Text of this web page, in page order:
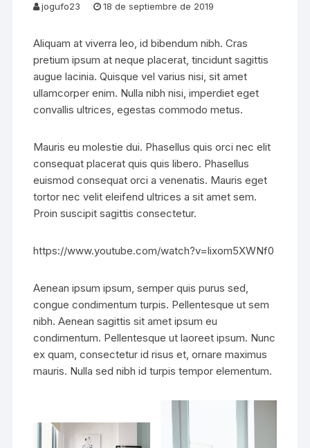
jogufo23
18 de septiembre de 2019
Aliquam at viverra leo, id bibendum nibh. Cras
pretium ipsum at neque placerat, tincidunt sagittis
augue lacinia. Quisque vel varius nisi, sit amet
ullamcorper enim. Nulla nibh nisi, imperdiet eget
convallis ultrices, egestas commodo metus.
Mauris eu molestie dui. Phasellus quis orci nec elit
consequat placerat quis quis libero. Phasellus
euismod consequat orci a venenatis. Mauris eget
tortor nec velit eleifend ultrices a sit amet sem.
Proin suscipit sagittis consectetur.
https://www.youtube.com/watch?v=lixom5XWNf0
Aenean ipsum ipsum, semper quis purus sed,
congue condimentum turpis. Pellentesque ut sem
nibh. Aenean sagittis sit amet ipsum eu
condimentum. Pellentesque ut laoreet ipsum. Nunc
ex quam, consectetur id risus et, ornare maximus
mauris. Nulla sed nibh id turpis tempor elementum.